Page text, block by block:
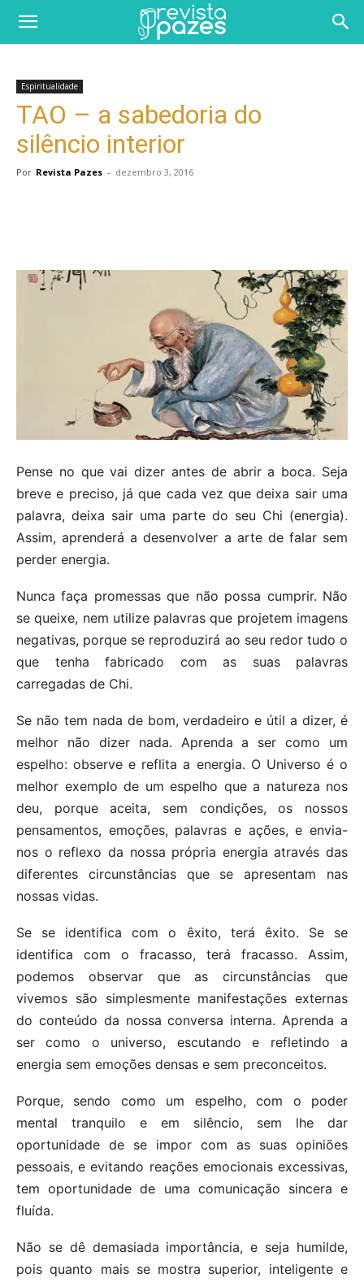
Espiritualidade
TAO – a sabedoria do
silêncio interior
Por Revista Pazes - dezembro 3, 2016
Pense no que vai dizer antes de abrir a boca. Seja
breve e preciso, já que cada vez que deixa sair uma
palavra, deixa sair uma parte do seu Chi (energia).
Assim, aprenderá a desenvolver a arte de falar sem
perder energia.
Nunca faça promessas que não possa cumprir. Não
se queixe, nem utilize palavras que projetem imagens
negativas, porque se reproduzirá ao seu redor tudo o
que tenha fabricado com as suas palavras
carregadas de Chi.
Se não tem nada de bom, verdadeiro e útil a dizer, é
melhor não dizer nada. Aprenda a ser como um
espelho: observe e reflita a energia. O Universo é o
melhor exemplo de um espelho que a natureza nos
deu, porque aceita, sem condições, os nossos
pensamentos, emoções, palavras e ações, e envia-
nos o reflexo da nossa própria energia através das
diferentes circunstâncias que se apresentam nas
nossas vidas.
Se se identifica com o êxito, terá êxito. Se se
identifica com o fracasso, terá fracasso. Assim,
podemos observar que as circunstâncias que
vivemos são simplesmente manifestações externas
do conteúdo da nossa conversa interna. Aprenda a
ser como o universo, escutando e refletindo a
energia sem emoções densas e sem preconceitos.
Porque, sendo como um espelho, com o poder
mental tranquilo e em silêncio, sem lhe dar
oportunidade de se impor com as suas opiniões
pessoais, e evitando reações emocionais excessivas,
tem oportunidade de uma comunicação sincera e
fluída.
Não se dê demasiada importância, e seja humilde,
pois quanto mais se mostra superior, inteligente e